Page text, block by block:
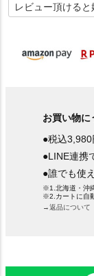
必
須
お買い物に
●税込
●LINE連携
●誰でも使
※1.北海道・沖
※2.カートに自
→返品について